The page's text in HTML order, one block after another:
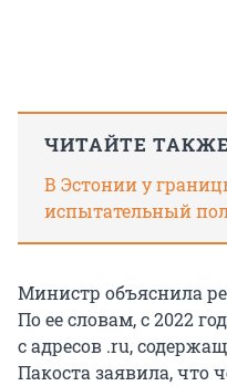
ЧИТАЙТЕ ТАКЖЕ
В Эстонии у
испытательный
Министр объяснила
По ее словам, с 2022
с адресов .ru,
Пакоста заявила, что